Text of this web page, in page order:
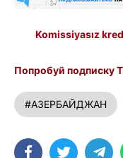
Komissiyasız
Попробуй подписку
#АЗЕРБАЙДЖАН